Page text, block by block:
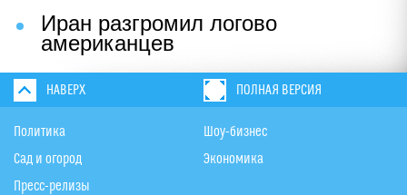
Иран разгромил логово
американцев
НАВЕРХ ПОЛНАЯ ВЕРСИЯ
Политика
Сад и огород
Пресс-релизы
Шоу-бизнес
Экономика